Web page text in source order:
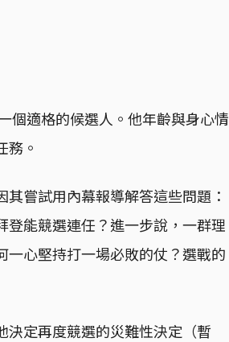
個適格的候選人。他年齡與身心情
務。
嘗試用內幕報導解答這些問題：
能競選連任？進一步說，一群理
心堅持打一場必敗的仗？選戰的
決定再度競選的災難性決定（暫